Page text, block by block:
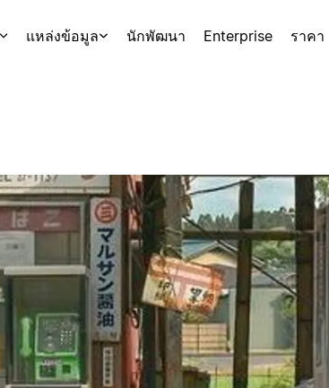
แหล่งข้อมูล นักพัฒนา Enterprise ราคา